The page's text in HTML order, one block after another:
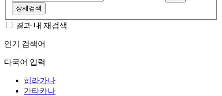
상세검색
결과 내 재검색
인기 검색어
다국어 입력
히라가나
가타카나